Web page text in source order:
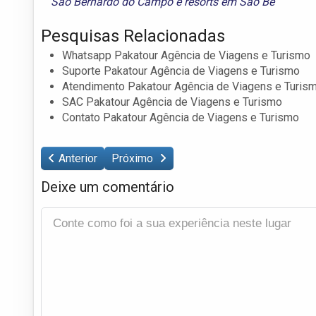
Pesquisas Relacionadas
Whatsapp Pakatour Agência de Viagens e Turismo
Suporte Pakatour Agência de Viagens e Turismo
Atendimento Pakatour Agência de Viagens e
SAC Pakatour Agência de Viagens e Turismo
Contato Pakatour Agência de Viagens e Turismo
Anterior Próximo
Deixe um comentário